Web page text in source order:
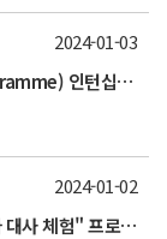
2023년 유엔세계식량계획(World Food Programme) 인턴십 프로그램(한국사무소) 참가자 모집 안내
2024-01-03
주한 이탈리아 대사관 주관 "일일 주한 이탈리아 대사 체험" 프로그램 안내
2024-01-02